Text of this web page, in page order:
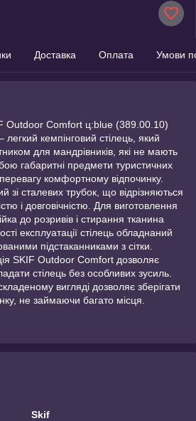
Доставка Оплата Умови
Outdoor Comfort ц:blue (389.00.10)
кемпінговий стілець, який
для мандрівників, які не мають
габаритні предмети туристичних
комфортному відпочинку.
зі сталевих трубок, що відрізняються
і довговічністю. Для виготовлення
до розривів і стирання тканина
експлуатації стілець обладнаний
підстаканниками з сітки.
SKIF Outdoor Comfort дозволяє
стілець без особливих зусиль.
вигляді дозволяє зберігати
не займаючи багато місця.
Skif